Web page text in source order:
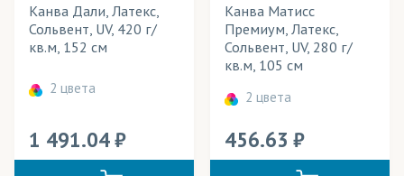
Канва Дали, Латекс,
Сольвент, UV, 420 г/
кв.м, 152 см
2 цвета
1 491.04
Канва Матисс
Премиум, Латекс,
Сольвент, UV, 280 г/
кв.м, 105 см
2 цвета
456.63